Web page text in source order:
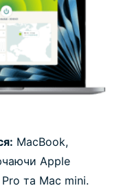
MacBook,
Apple
та Mac mini.